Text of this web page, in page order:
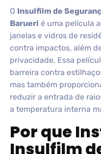
O Insulfilm de
Barueri é uma película
janelas e vidros de
contra impactos, além
privacidade. Essa
barreira contra
mas também
reduzir a entrada de
a temperatura interna
Por que
Insulfilm